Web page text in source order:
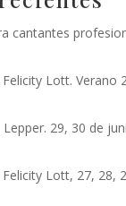
cantantes
Lott. Verano
29, 30 de
Lott, 27, 28,